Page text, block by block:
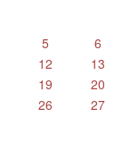
5
6
12
13
19
20
26
27